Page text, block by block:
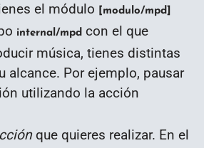
el módulo [modulo/mpd]
internal/mpd con el que
música, tienes distintas
alcance. Por ejemplo, pausar
utilizando la acción
que quieres realizar. En el